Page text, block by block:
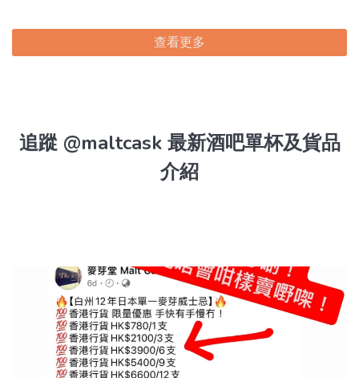
查看更多
追蹤 @maltcask 最新酒吧單杯及貨品
介紹